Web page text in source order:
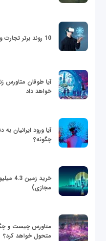
10 روند برتر تجارت و فناوری در سال 2022
آیا طوفان متاورس
خواهد داد
آیا ورود ایرانیان
چگونه؟
خرید
مجازی)
متاورس چیست و
متحول خواهد کرد؟